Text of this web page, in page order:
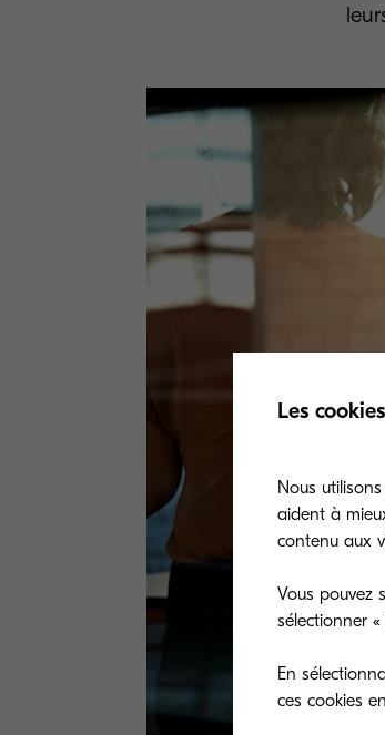
Les
Nous
aident à
contenu aux
Vous pouvez
sélectionner
En
ces cookies